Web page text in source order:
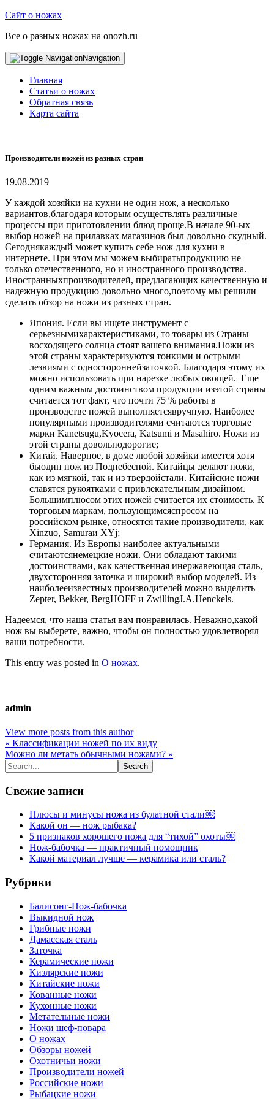
Сайт о ножах
Все о разных ножах на onozh.ru
Navigation
Главная
Статьи о ножах
Обратная связь
Карта сайта
Производители ножей из разных стран
19.08.2019
У каждой хозяйки на кухни не один нож, а несколько
вариантов,благодаря которым осуществлять различные
процессы при приготовлении блюд проще.В начале 90-ых
выбор ножей на прилавках магазинов был довольно скудный.
Сегоднякаждый может купить себе нож для кухни в
интернете. При этом мы можем выбиратьпродукцию не
только отечественного, но и иностранного производства.
Иностранныхпроизводителей, предлагающих качественную и
надежную продукцию довольно много,поэтому мы решили
сделать обзор на ножи из разных стран.
Япония. Если вы ищете инструмент с
серьезнымихарактеристиками, то товары из Страны
восходящего солнца стоят вашего внимания.Ножи из
этой страны характеризуются тонкими и острыми
лезвиями с одностороннейзаточкой. Благодаря этому их
можно использовать при нарезке любых овощей. Еще
одним важным достоинством продукции изэтой страны
считается тот факт, что почти 75 % работы в
производстве ножей выполняетсявручную. Наиболее
популярными производителями считаются торговые
марки Kanetsugu,Kyocera, Katsumi и Masahiro. Ножи из
этой страны довольнодорогие;
Китай. Наверное, в доме любой хозяйки имеется хотя
быодин нож из Поднебесной. Китайцы делают ножи,
как из мягкой, так и из твердойстали. Китайские ножи
славятся рукоятками с привлекательным дизайном.
Большимплюсом этих ножей считается их стоимость. К
торговым маркам, пользующимсяспросом на
российском рынке, относятся такие производители, как
Xinzuo, Samuraи XYj;
Германия. Из Европы наиболее актуальными
считаютсянемецкие ножи. Они обладают такими
достоинствами, как качественная инержавеющая сталь,
двухсторонняя заточка и широкий выбор моделей. Из
наиболееизвестных производителей можно выделить
Zepter, Bekker, BergHOFF и ZwillingJ.A.Henckels.
Надеемся, что наша статья вам понравилась. Неважно,какой
нож вы выберете, важно, чтобы он полностью удовлетворял
ваши потребности.
This entry was posted in О ножах.
admin
View more posts from this author
« Классификации ножей по их виду
Можно ли метать обычными ножами? »
Свежие записи
Плюсы и минусы ножа из булатной стали￼
Какой он — нож рыбака?
5 признаков хорошего ножа для “тихой” охоты￼
Нож-бабочка — практичный помощник
Какой материал лучше — керамика или сталь?
Рубрики
Балисонг-Нож-бабочка
Выкидной нож
Грибные ножи
Дамасская сталь
Заточка
Керамические ножи
Кизлярские ножи
Китайские ножи
Кованные ножи
Кухонные ножи
Метательные ножи
Ножи шеф-повара
О ножах
Обзоры ножей
Охотничьи ножи
Производители ножей
Российские ножи
Рыбацкие ножи